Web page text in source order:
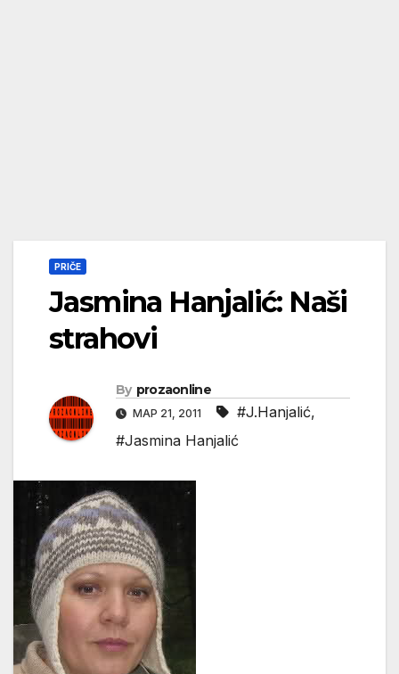
PRIČE
Jasmina Hanjalić: Naši
strahovi
By prozaonline
МАР 21, 2011 #J.Hanjalić,
#Jasmina Hanjalić